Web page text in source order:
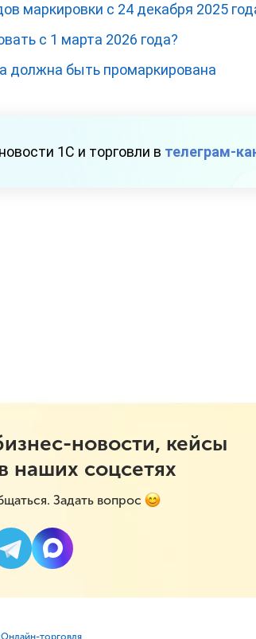
маркировки с 24 декабря 2025
с 1 марта 2026 года?
должна быть промаркирована
1С и торговли в телеграм-
новости, кейсы
наших соцсетях
Задать вопрос
торговля